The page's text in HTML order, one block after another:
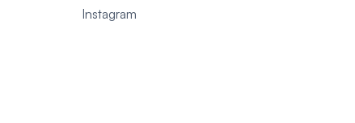
Instagram